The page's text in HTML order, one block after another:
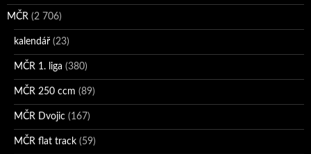
MČR (2 706)
kalendář (23)
MČR 1. liga (380)
MČR 250 ccm (89)
MČR Dvojic (167)
MČR flat track (59)